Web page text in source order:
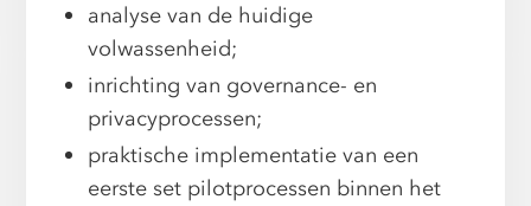
analyse van de huidige
volwassenheid;
inrichting van governance- en
privacyprocessen;
praktische implementatie van een
eerste set pilotprocessen binnen het